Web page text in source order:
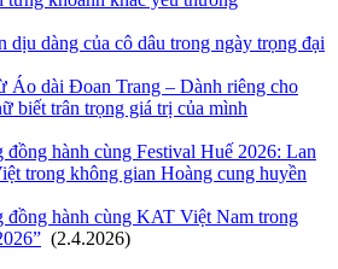
dịu dàng của cô dâu trong ngày trọng đại
Áo dài Đoan Trang – Dành riêng cho
biết trân trọng giá trị của mình
hành cùng Festival Huế 2026: Lan
trong không gian Hoàng cung huyền
đồng hành cùng KAT Việt Nam trong
(2.4.2026)